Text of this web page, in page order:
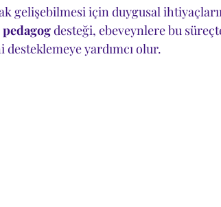
gelişebilmesi için duygusal
pedagog desteği, ebeveynlere bu
yardımcı olur.